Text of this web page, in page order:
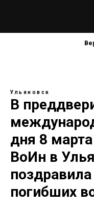
Ульяновск
В
дня 8
ВоИн в
погибших